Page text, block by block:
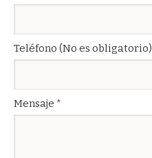
Teléfono (No es obligatorio)
Mensaje*